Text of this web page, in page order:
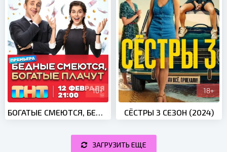
16+ 18+
СЁСТРЫ 3 СЕЗОН (2024)
ЗАГРУЗИТЬ ЕЩЕ